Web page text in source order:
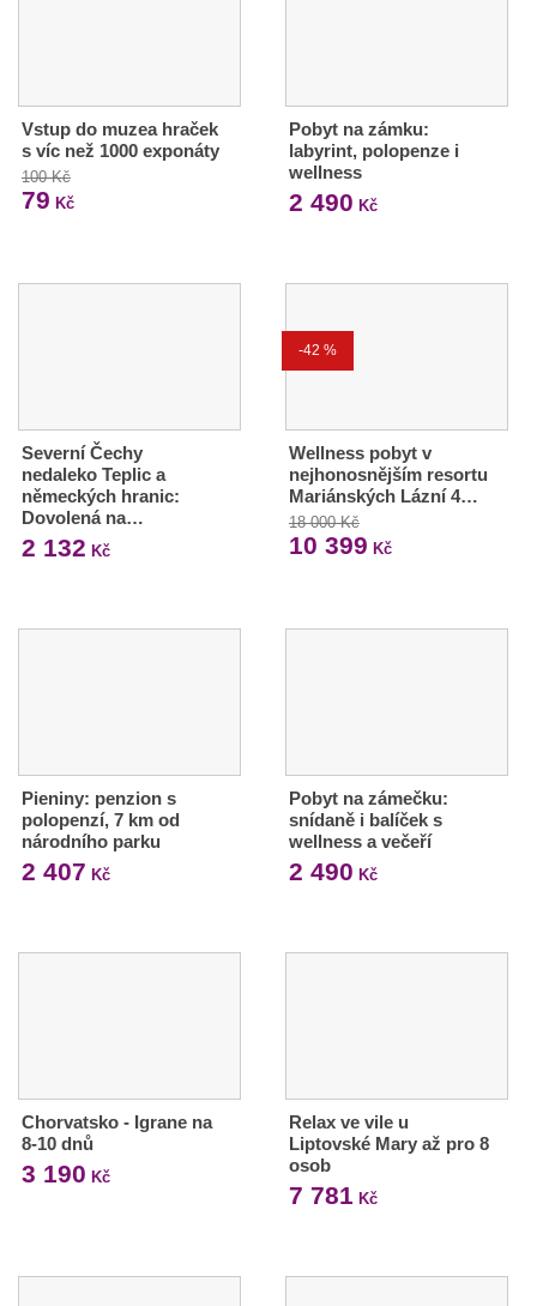
Vstup do muzea hraček
s víc než 1000 exponáty
100 Kč
79 Kč
Pobyt na zámku:
labyrint, polopenze i
wellness
2 490 Kč
Severní Čechy
nedaleko Teplic a
německých hranic:
Dovolená na…
2 132 Kč
-42 %
Wellness pobyt v
nejhonosnějším resortu
Mariánských Lázní 4…
18 000 Kč
10 399 Kč
Pieniny: penzion s
polopenzí, 7 km od
národního parku
2 407 Kč
Pobyt na zámečku:
snídaně i balíček s
wellness a večeří
2 490 Kč
Chorvatsko - Igrane na
8-10 dnů
3 190 Kč
Relax ve vile u
Liptovské Mary až pro 8
osob
7 781 Kč